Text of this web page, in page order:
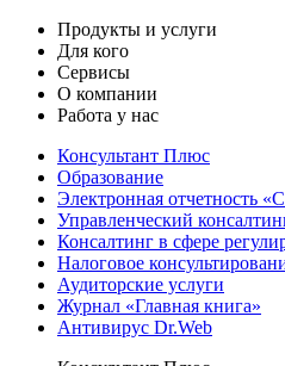
Продукты и услуги
Для кого
Сервисы
О компании
Работа у нас
Консультант Плюс
Образование
Электронная отчетность
Управленческий
Консалтинг в сфере
Налоговое
Аудиторские услуги
Журнал «Главная книга»
Антивирус Dr.Web